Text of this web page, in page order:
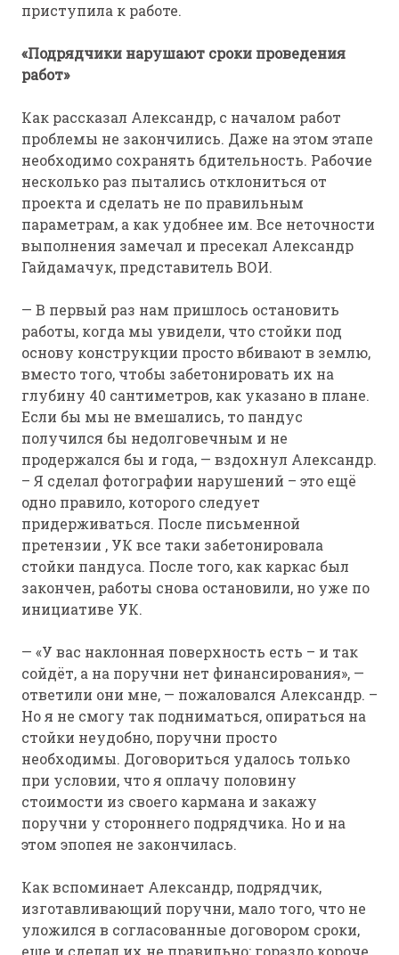
приступила к работе.
«Подрядчики нарушают сроки проведения
работ»
Как рассказал Александр, с началом работ
проблемы не закончились. Даже на этом этапе
необходимо сохранять бдительность. Рабочие
несколько раз пытались отклониться от
проекта и сделать не по правильным
параметрам, а как удобнее им. Все неточности
выполнения замечал и пресекал Александр
Гайдамачук, представитель ВОИ.
— В первый раз нам пришлось остановить
работы, когда мы увидели, что стойки под
основу конструкции просто вбивают в землю,
вместо того, чтобы забетонировать их на
глубину 40 сантиметров, как указано в плане.
Если бы мы не вмешались, то пандус
получился бы недолговечным и не
продержался бы и года, — вздохнул Александр.
– Я сделал фотографии нарушений – это ещё
одно правило, которого следует
придерживаться. После письменной
претензии , УК все таки забетонировала
стойки пандуса. После того, как каркас был
закончен, работы снова остановили, но уже по
инициативе УК.
— «У вас наклонная поверхность есть – и так
сойдёт, а на поручни нет финансирования», —
ответили они мне, — пожаловался Александр. –
Но я не смогу так подниматься, опираться на
стойки неудобно, поручни просто
необходимы. Договориться удалось только
при условии, что я оплачу половину
стоимости из своего кармана и закажу
поручни у стороннего подрядчика. Но и на
этом эпопея не закончилась.
Как вспоминает Александр, подрядчик,
изготавливающий поручни, мало того, что не
уложился в согласованные договором сроки,
еще и сделал их не правильно: гораздо короче,